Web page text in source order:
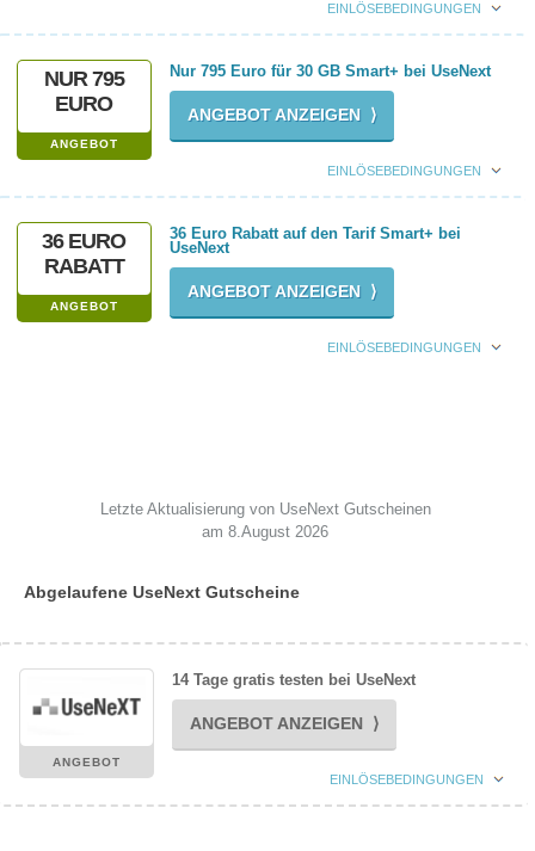
EINLÖSEBEDINGUNGEN
NUR 795
EURO
ANGEBOT
Nur 795 Euro für 30 GB Smart+ bei UseNext
ANGEBOT ANZEIGEN ⟩
EINLÖSEBEDINGUNGEN
36 EURO
RABATT
ANGEBOT
36 Euro Rabatt auf den Tarif Smart+ bei
UseNext
ANGEBOT ANZEIGEN ⟩
EINLÖSEBEDINGUNGEN
Letzte Aktualisierung von UseNext Gutscheinen
am 8.August 2026
Abgelaufene UseNext Gutscheine
ANGEBOT
14 Tage gratis testen bei UseNext
ANGEBOT ANZEIGEN ⟩
EINLÖSEBEDINGUNGEN